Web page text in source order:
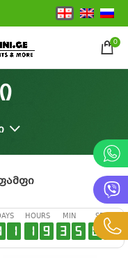
0
1 1
HOURS
1 9
MIN
3 5
SEC
0 9